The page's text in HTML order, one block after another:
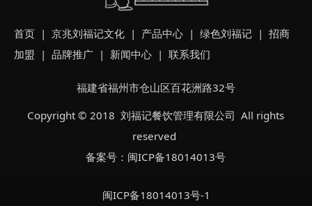
首页 | 京兆刘福记文化 | 产品中心 |绿色刘福记 |招商
加盟 |品牌推广 | 新闻中心 |联系我们
福建省福州市仓山区百花洲路32号
Copyright © 2018 刘福记餐饮管理有限公司 All rights
reserved
备案号： 闽ICP备18014013号
闽ICP备18014013号-1